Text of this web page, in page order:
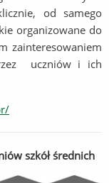
od samego
organizowane do
zainteresowaniem
uczniów i ich
szkół średnich